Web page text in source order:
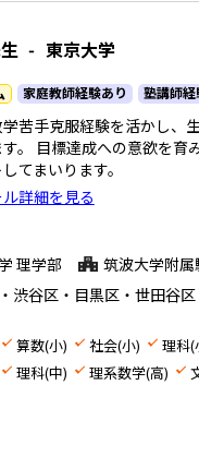
- 東京大学
家庭教師経験あり 塾講師経
苦手克服経験を活かし、
。 目標達成への意欲を育
てまいります。
詳細を見る
理学部
筑波大学附
渋谷区・目黒区・世田谷
算数(小) 社会(小) 理科(
理科(中) 理系数学(高)
可能です
選択する